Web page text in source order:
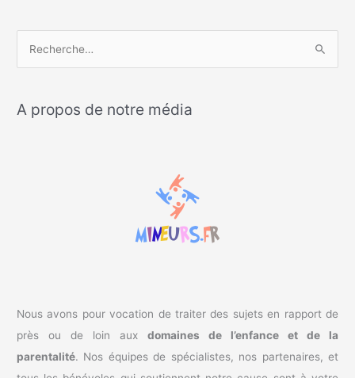
hA propos de notre média
Nous avons pour vocation de traiter des sujets en rapport de
près ou de loin aux domaines de l’enfance et de la
parentalité. Nos équipes de spécialistes, nos partenaires, et